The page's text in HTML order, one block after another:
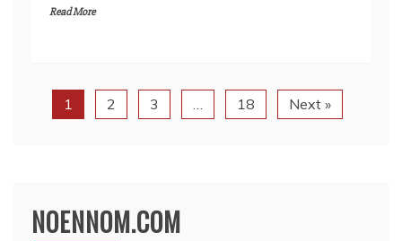
Read More
1 2 3 18 Next »
NOENNOM.COM